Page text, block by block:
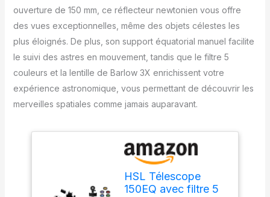
ouverture de 150 mm, ce réflecteur newtonien vous offre
des vues exceptionnelles, même des objets célestes les
plus éloignés. De plus, son support équatorial manuel facilite
le suivi des astres en mouvement, tandis que le filtre 5
couleurs et la lentille de Barlow 3X enrichissent votre
expérience astronomique, vous permettant de découvrir les
merveilles spatiales comme jamais auparavant.
HSL Télescope
150EQ avec filtre 5